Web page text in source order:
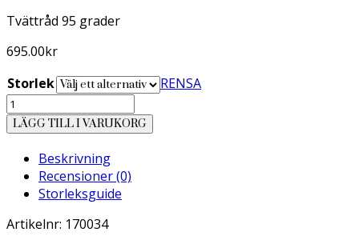
Tvättråd 95 grader
695.00kr
Storlek
RENSA
Envoy
London
Linne
skjorta
mängd
LÄGG TILL I VARUKORG
Beskrivning
Recensioner (0)
Storleksguide
Artikelnr: 170034